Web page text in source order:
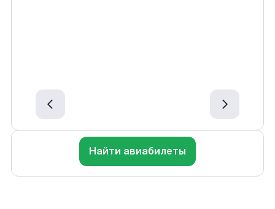
Найти авиабилеты